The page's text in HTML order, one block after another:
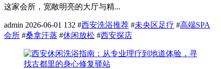
这家会所，宽敞明亮的大厅与精...
admin 2026-06-01 132 #西安洗浴推荐 #未央区足疗 #高端SPA
会所 #桑拿汗蒸 #休闲放松 #西安探店